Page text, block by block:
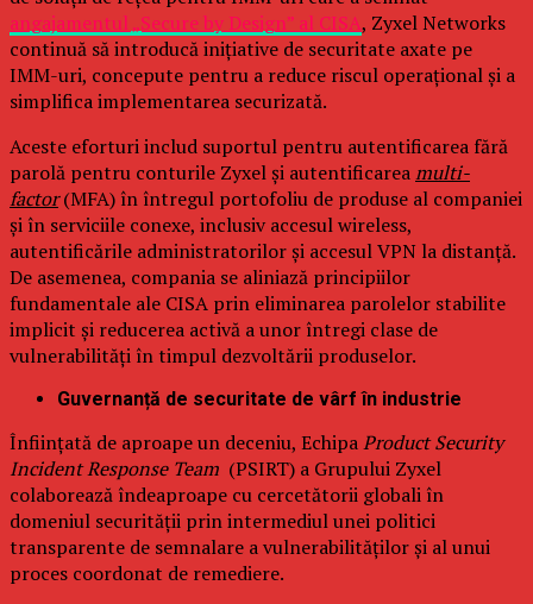
angajamentul „Secure by Design” al CISA, Zyxel Networks
continuă să introducă inițiative de securitate axate pe
IMM-uri, concepute pentru a reduce riscul operațional și a
simplifica implementarea securizată.
Aceste eforturi includ suportul pentru autentificarea fără
parolă pentru conturile Zyxel și autentificareamulti-
factor(MFA) în întregul portofoliu de produse al companiei
și în serviciile conexe, inclusiv accesul wireless,
autentificările administratorilor și accesul VPN la distanță.
De asemenea, compania se aliniază principiilor
fundamentale ale CISA prin eliminarea parolelor stabilite
implicit și reducerea activă a unor întregi clase de
vulnerabilități în timpul dezvoltării produselor.
Guvernanță de securitate de vârf în industrie
Înființată de aproape un deceniu, EchipaProduct Security
Incident Response Team (PSIRT) a Grupului Zyxel
colaborează îndeaproape cu cercetătorii globali în
domeniul securității prin intermediul unei politici
transparente de semnalare a vulnerabilităților și al unui
proces coordonat de remediere.